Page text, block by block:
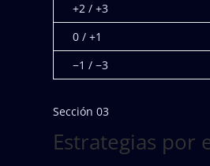
+2 / +3
0 / +1
−1 / −3
Sección 03
Estrategias por